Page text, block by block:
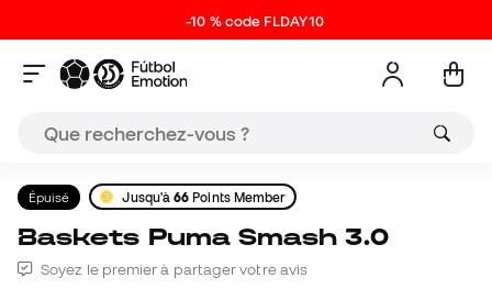
-10 % code FLDAY10
Épuisé Jusqu'à66 Points Member
Baskets Puma Smash 3.0
Soyez le premier à partager votre avis